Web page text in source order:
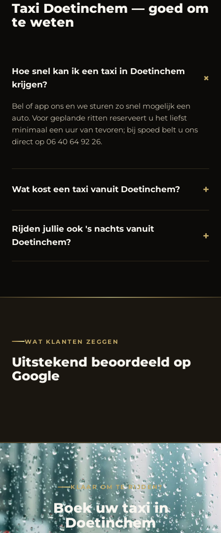
Taxi Doetinchem — goed om
te weten
Hoe snel kan ik een taxi in Doetinchem
krijgen?
+
Bel of app ons en we sturen zo snel mogelijk een
auto. Voor geplande ritten reserveert u het liefst
minimaal een uur van tevoren; bij spoed belt u ons
direct op 06 40 64 92 26.
Wat kost een taxi vanuit Doetinchem? +
Rijden jullie ook 's nachts vanuit
Doetinchem?
+
WAT KLANTEN ZEGGEN
Uitstekend beoordeeld op
Google
KLAAR OM TE RIJDEN?
Boek uw taxi in
Doetinchem